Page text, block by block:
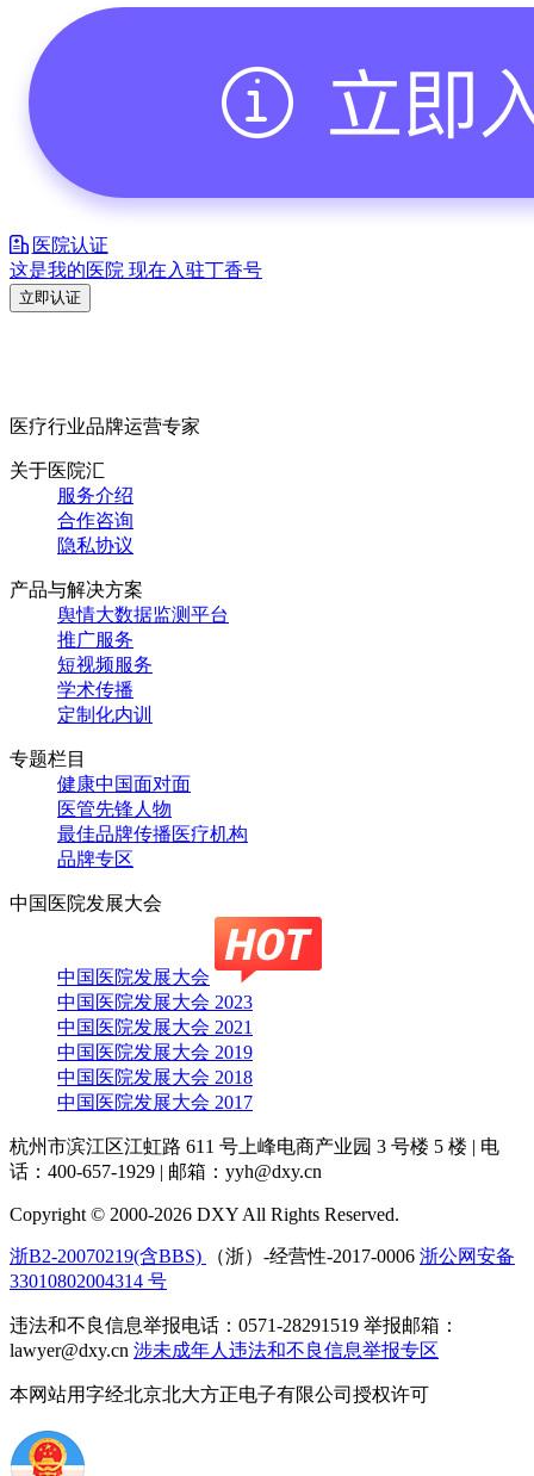
医院认证
这是我的医院 现在入驻丁香号
立即认证
医疗行业品牌运营专家
关于医院汇
服务介绍
合作咨询
隐私协议
产品与解决方案
舆情大数据监测平台
推广服务
短视频服务
学术传播
定制化内训
专题栏目
健康中国面对面
医管先锋人物
最佳品牌传播医疗机构
品牌专区
中国医院发展大会
中国医院发展大会
中国医院发展大会 2023
中国医院发展大会 2021
中国医院发展大会 2019
中国医院发展大会 2018
中国医院发展大会 2017
杭州市滨江区江虹路 611 号上峰电商产业园 3 号楼 5 楼 | 电
话：400-657-1929 | 邮箱：yyh@dxy.cn
Copyright © 2000-2026 DXY All Rights Reserved.
浙B2-20070219(含BBS) （浙）-经营性-2017-0006 浙公网安备
33010802004314 号
违法和不良信息举报电话：0571-28291519 举报邮箱：
lawyer@dxy.cn 涉未成年人违法和不良信息举报专区
本网站用字经北京北大方正电子有限公司授权许可